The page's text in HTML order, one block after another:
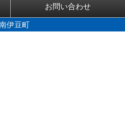
お問い合わせ
伊豆町